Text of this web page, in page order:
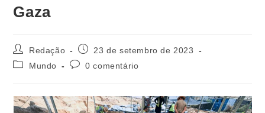
Gaza
Redação
23 de setembro de 2023
Mundo
0 comentário